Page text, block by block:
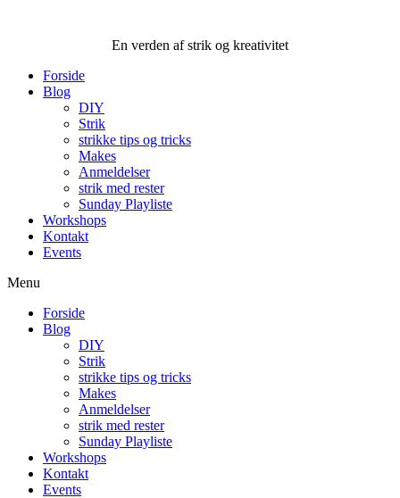
En verden af strik og kreativitet
Forside
Blog
DIY
Strik
strikke tips og tricks
Makes
Anmeldelser
strik med rester
Sunday Playliste
Workshops
Kontakt
Events
Menu
Forside
Blog
DIY
Strik
strikke tips og tricks
Makes
Anmeldelser
strik med rester
Sunday Playliste
Workshops
Kontakt
Events